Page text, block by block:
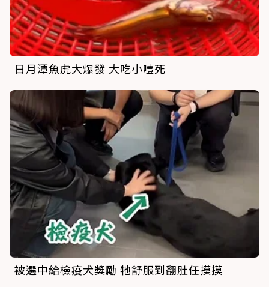
日月潭魚虎大爆發 大吃小噎死
被選中給檢疫犬獎勵 牠舒服到翻肚任摸摸